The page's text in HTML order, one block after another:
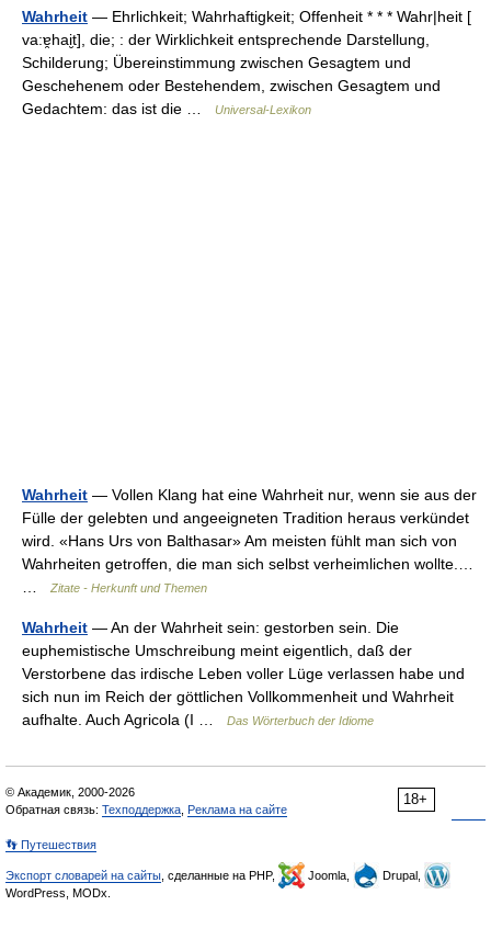
Wahrheit — Ehrlichkeit; Wahrhaftigkeit; Offenheit * * * Wahr|heit [
va:ɐ̯hai̮t], die; : der Wirklichkeit entsprechende Darstellung,
Schilderung; Übereinstimmung zwischen Gesagtem und
Geschehenem oder Bestehendem, zwischen Gesagtem und
Gedachtem: das ist die …
Universal-Lexikon
Wahrheit — Vollen Klang hat eine Wahrheit nur, wenn sie aus der
Fülle der gelebten und angeeigneten Tradition heraus verkündet
wird. «Hans Urs von Balthasar» Am meisten fühlt man sich von
Wahrheiten getroffen, die man sich selbst verheimlichen wollte.…
Zitate - Herkunft und Themen
Wahrheit — An der Wahrheit sein: gestorben sein. Die
euphemistische Umschreibung meint eigentlich, daß der
Verstorbene das irdische Leben voller Lüge verlassen habe und
sich nun im Reich der göttlichen Vollkommenheit und Wahrheit
aufhalte. Auch Agricola (I …
Das Wörterbuch der Idiome
18+
© Академик, 2000-2026
Обратная связь: Техподдержка Реклама на сайте
👣 Путешествия
Экспорт словарей на сайты , сделанные на PHP, Joomla,
Drupal,
WordPress, MODx.